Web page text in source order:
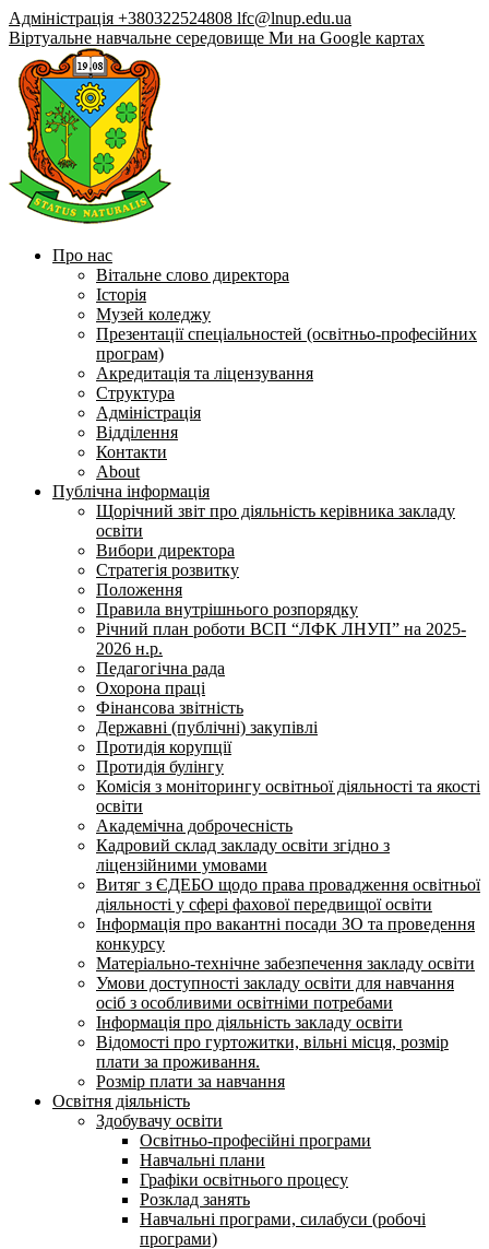
Адміністрація +380322524808 lfc@lnup.edu.ua
Віртуальне навчальне середовище Ми на Google картах
Про нас
Вітальне слово директора
Історія
Музей коледжу
Презентації спеціальностей (освітньо-професійних
програм)
Акредитація та ліцензування
Структура
Адміністрація
Відділення
Контакти
About
Публічна інформація
Щорічний звіт про діяльність керівника закладу
освіти
Вибори директора
Стратегія розвитку
Положення
Правила внутрішнього розпорядку
Річний план роботи ВСП “ЛФК ЛНУП” на 2025-
2026 н.р.
Педагогічна рада
Охорона праці
Фінансова звітність
Державні (публічні) закупівлі
Протидія корупції
Протидія булінгу
Комісія з моніторингу освітньої діяльності та якості
освіти
Академічна доброчесність
Кадровий склад закладу освіти згідно з
ліцензійними умовами
Витяг з ЄДЕБО щодо права провадження освітньої
діяльності у сфері фахової передвищої освіти
Інформація про вакантні посади ЗО та проведення
конкурсу
Матеріально-технічне забезпечення закладу освіти
Умови доступності закладу освіти для навчання
осіб з особливими освітніми потребами
Інформація про діяльність закладу освіти
Відомості про гуртожитки, вільні місця, розмір
плати за проживання.
Розмір плати за навчання
Освітня діяльність
Здобувачу освіти
Освітньо-професійні програми
Навчальні плани
Графіки освітнього процесу
Розклад занять
Навчальні програми, силабуси (робочі
програми)